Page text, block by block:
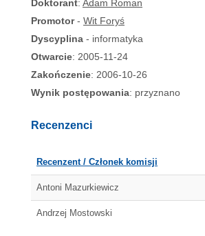
Doktorant: Adam Roman
Promotor- Wit Foryś
Dyscyplina - informatyka
Otwarcie: 2005-11-24
Zakończenie: 2006-10-26
Wynik postępowania: przyznano
Recenzenci
Recenzent / Członek komisji
Antoni Mazurkiewicz
Andrzej Mostowski